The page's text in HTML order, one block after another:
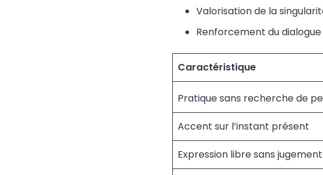
Valorisation de la
Renforcement du
Caractéristique
Pratique sans recherche de
Accent sur l’instant présent
Expression libre sans jugement